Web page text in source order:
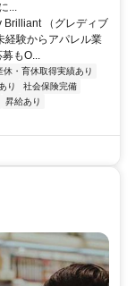
...
Brilliant （グレディブ
経験からアパレル業
もO...
休・育休取得実績あり
り
社会保険完備
昇給あり